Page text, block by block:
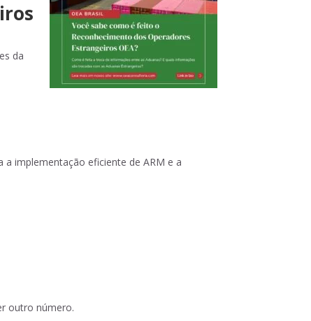
da
implementação eficiente de ARM e a
outro número.